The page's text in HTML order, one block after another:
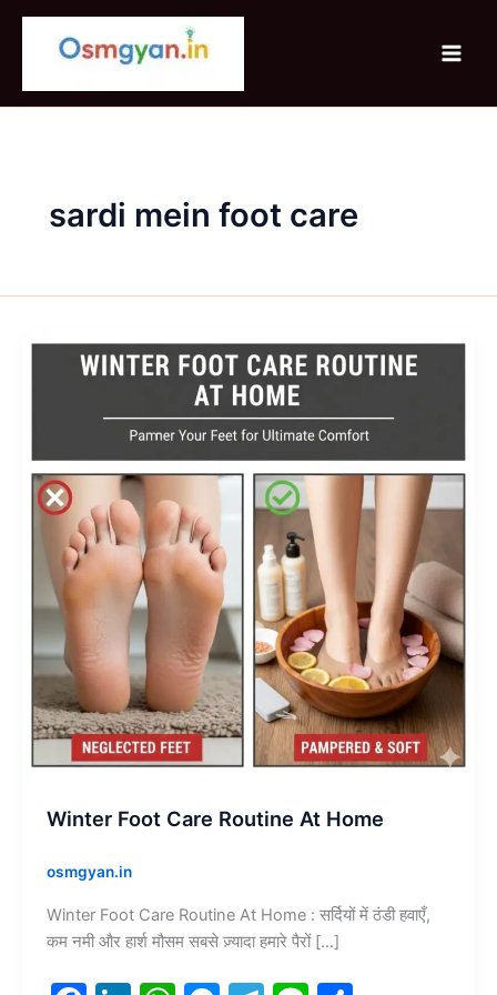
Skip
sardi mein foot care
Winter Foot Care Routine At Home
osmgyan.in
Winter Foot Care Routine At Home : सर्दियों में ठंडी हवाएँ,
कम नमी और हार्श मौसम सबसे ज़्यादा हमारे पैरों […]
Winter
Routine
Home